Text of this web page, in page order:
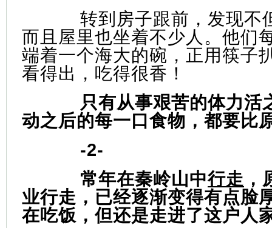
转到房子跟前，发现不
而且屋里也坐着不少人。他们
端着一个海大的碗，正用筷子
看得出，吃得很香！
只有从事艰苦的体力活
动之后的每一口食物，都要比
-2-
常年在秦岭山中行走
业行走，已经逐渐变得有点脸
在吃饭，但还是走进了这户人